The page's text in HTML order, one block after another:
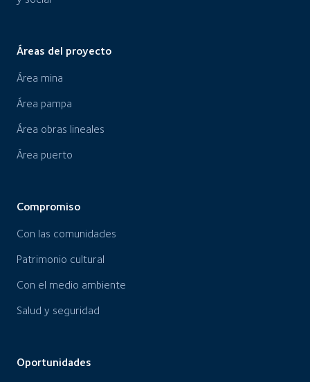
Áreas del proyecto
Área mina
Área pampa
Área obras lineales
Área puerto
Compromiso
Con las comunidades
Patrimonio cultural
Con el medio ambiente
Salud y seguridad
Oportunidades